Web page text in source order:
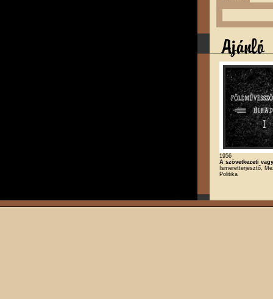
1956
A szövetkezeti
Ismeretterjesztő,
Politika